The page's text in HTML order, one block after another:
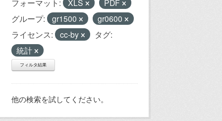
フォーマット: XLS
PDF
グループ:
gr1500
gr0600
ライセンス:
cc-by
タグ:
統計
フィルタ結果
他の検索を試してください。